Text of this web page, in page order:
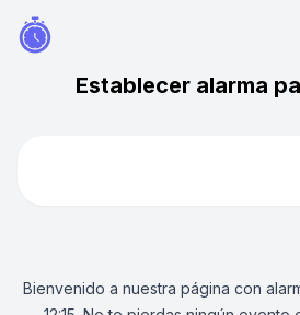
Establecer alarma
Bienvenido a nuestra página con